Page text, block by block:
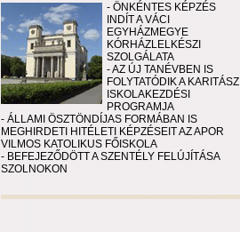
- ÖNKÉNTES KÉPZÉS
INDÍT A VÁCI
EGYHÁZMEGYE
KÓRHÁZLELKÉSZI
SZOLGÁLATA
- AZ ÚJ TANÉVBEN IS
FOLYTATÓDIK A KARITÁSZ
ISKOLAKEZDÉSI
PROGRAMJA
- ÁLLAMI ÖSZTÖNDÍJAS FORMÁBAN IS
MEGHIRDETI HITÉLETI KÉPZÉSEIT AZ APOR
VILMOS KATOLIKUS FŐISKOLA
- BEFEJEZŐDÖTT A SZENTÉLY FELÚJÍTÁSA
SZOLNOKON